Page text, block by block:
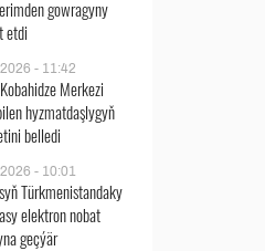
gowragyny
etdi
- 11:42
Merkezi
hyzmatdaşlygyň
belledi
- 10:01
Türkmenistandaky
elektron nobat
geçýär